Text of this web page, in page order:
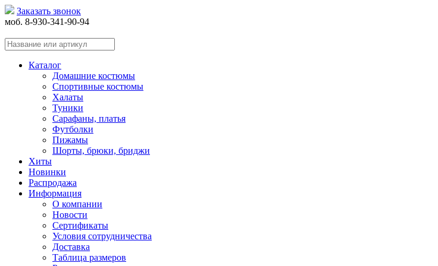
Заказать звонок
моб. 8-930-341-90-94
Каталог
Домашние костюмы
Спортивные костюмы
Халаты
Туники
Сарафаны, платья
Футболки
Пижамы
Шорты, брюки, бриджи
Хиты
Новинки
Распродажа
Информация
О компании
Новости
Сертификаты
Условия сотрудничества
Доставка
Таблица размеров